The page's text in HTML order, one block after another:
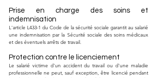
Prise en charge des soins et
indemnisation
L'article L433-1 du Code de la sécurité sociale garantit au salarié
une indemnisation par la Sécurité sociale des soins médicaux
et des éventuels arrêts de travail.
Protection contre le licenciement
Le salarié victime d'un accident du travail ou d'une maladie
professionnelle ne peut, sauf exception, être licencié pendant